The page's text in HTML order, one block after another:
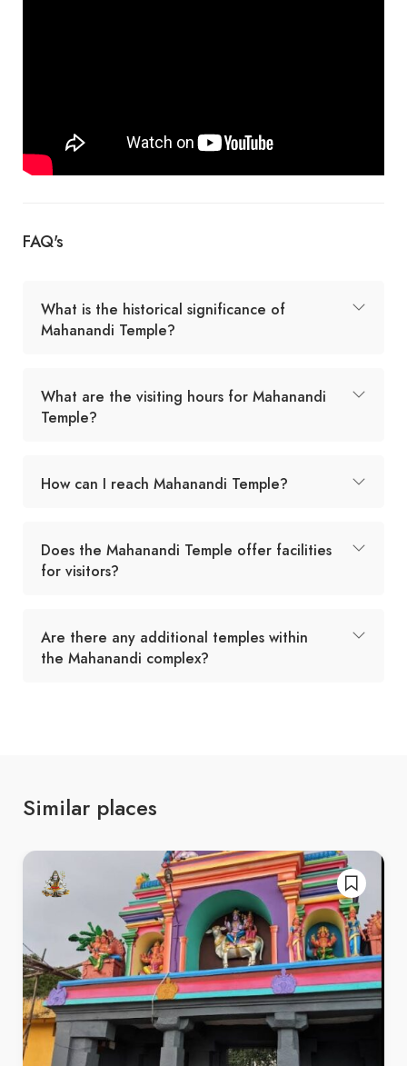
FAQ's
What is the historical significance of
Mahanandi Temple?
What are the visiting hours for Mahanandi
Temple?
How can I reach Mahanandi Temple?
Does the Mahanandi Temple offer facilities
for visitors?
Are there any additional temples within
the Mahanandi complex?
Similar places